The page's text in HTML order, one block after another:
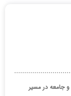
جامعه در مسیر